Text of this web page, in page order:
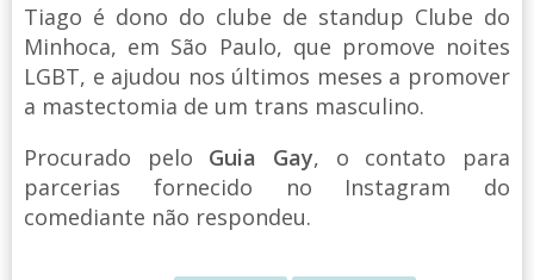
Tiago é dono do clube de standup Clube do
Minhoca, em São Paulo, que promove noites
LGBT, e ajudou nos últimos meses a promover
a mastectomia de um trans masculino.
Procurado pelo Guia Gay, o contato para
parcerias fornecido no Instagram do
comediante não respondeu.